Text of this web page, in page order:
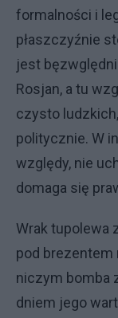
formalności i
płaszczyźnie
jest
Rosjan, a tu
czysto
politycznie. W
względy, nie
domaga się
Wrak tupolewa
pod brezentem
niczym bomba
dniem jego